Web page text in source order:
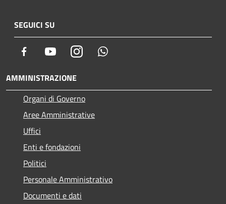
SEGUICI SU
Facebook YoutubeInstagram
AMMINISTRAZIONE
Organi di Governo
Aree Amministrative
Uffici
Enti e fondazioni
Politici
Personale Amministrativo
Documenti e dati